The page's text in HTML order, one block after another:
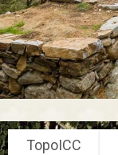
TopoICC